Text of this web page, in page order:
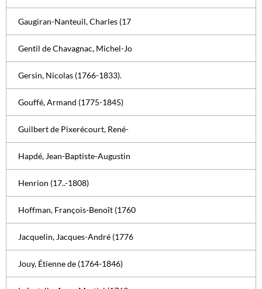
Gaugiran-Nanteuil, Charles (17
Gentil de Chavagnac, Michel-Jo
Gersin, Nicolas (1766-1833).
Gouffé, Armand (1775-1845)
Guilbert de Pixerécourt, René-
Hapdé, Jean-Baptiste-Augustin
Henrion (17..-1808)
Hoffman, François-Benoît (1760
Jacquelin, Jacques-André (1776
Jouy, Étienne de (1764-1846)